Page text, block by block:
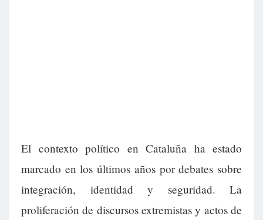
El contexto político en Cataluña ha estado
marcado en los últimos años por debates sobre
integración, identidad y seguridad. La
proliferación de discursos extremistas y actos de